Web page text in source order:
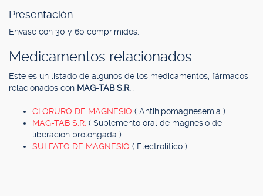
Presentación.
Envase con 30 y 60 comprimidos.
Medicamentos relacionados
Este es un listado de algunos de los medicamentos, fármacos
relacionados con MAG-TAB S.R.
CLORURO DE MAGNESIO ( Antihipomagnesemia )
MAG-TAB S.R. ( Suplemento oral de magnesio de
liberación prolongada )
SULFATO DE MAGNESIO ( Electrolítico )